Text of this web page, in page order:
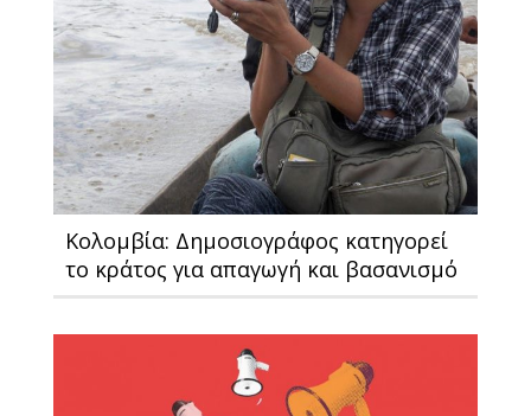
Κολομβία: Δημοσιογράφος κατηγορεί
το κράτος για απαγωγή και βασανισμό